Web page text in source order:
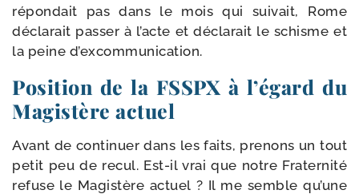
répon­dait pas dans le mois qui sui­vait, Rome
décla­rait pas­ser à l’acte et décla­rait le schisme et
la peine d’excommunication.
Position de la FSSPX à l’égard du
Magistère actuel
Avant de conti­nuer dans les faits, pre­nons un tout
petit peu de recul. Est-​il vrai que notre Fraternité
refuse le Magistère actuel ? Il me semble qu’une